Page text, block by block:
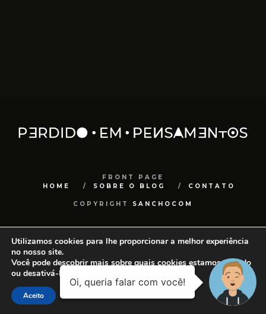
FRONT PAGE
HOME
SOBRE O BLOG CONTATO
COPYRIGHT SANCHOCOM
Utilizamos cookies para lhe proporcionar a melhor experiência
no nosso site.
Você pode descobrir mais sobre quais cookies estamos usando
ou desativá-los em
Aceito